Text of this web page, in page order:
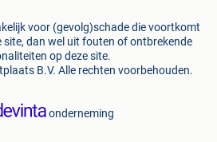
voor (gevolg)schade die voortkomt
site, dan wel uit fouten of ontbrekende
op deze site.
B.V. Alle rechten voorbehouden.
onderneming